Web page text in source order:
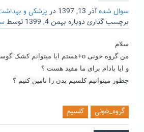
سوال شدهآذر 13, 1397 در پزشکی و
برچسب گذاری دوباره بهمن 4, 1399 توسط
سلام
من گروه خونی o+هستم ایا میتوانم کشک گوسفندی استفاده کنم
و ایا بادام برای ما مفید هست ؟
چطور میتوانیم کلسیم بدن را تامین کنیم ؟
گروه_خونی کلسیم